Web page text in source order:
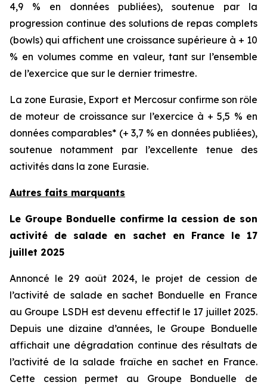
4,9 % en données publiées), soutenue par la
progression continue des solutions de repas complets
(bowls) qui affichent une croissance supérieure à + 10
% en volumes comme en valeur, tant sur l’ensemble
de l’exercice que sur le dernier trimestre.
La zone Eurasie, Export et Mercosur confirme son rôle
de moteur de croissance sur l’exercice à + 5,5 % en
données comparables* (+ 3,7 % en données publiées),
soutenue notamment par l’excellente tenue des
activités dans la zone Eurasie.
Autres faits marquants
Le Groupe Bonduelle confirme la cession de son
activité de salade en sachet en France le 17
juillet 2025
Annoncé le 29 août 2024, le projet de cession de
l’activité de salade en sachet Bonduelle en France
au Groupe LSDH est devenu effectif le 17 juillet 2025.
Depuis une dizaine d’années, le Groupe Bonduelle
affichait une dégradation continue des résultats de
l’activité de la salade fraîche en sachet en France.
Cette cession permet au Groupe Bonduelle de